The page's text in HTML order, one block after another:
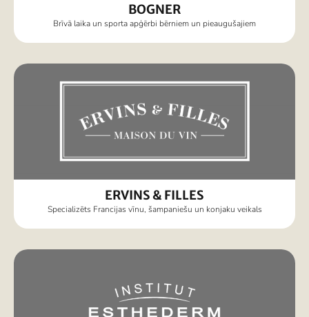
BOGNER
Brīvā laika un sporta apģērbi bērniem un pieaugušajiem
ERVINS & FILLES
Specializēts Francijas vīnu, šampaniešu un konjaku veikals